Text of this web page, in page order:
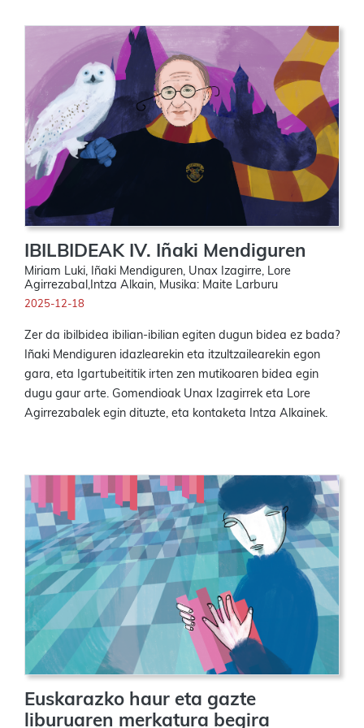
IBILBIDEAK IV. Iñaki Mendiguren
Miriam Luki, Iñaki Mendiguren, Unax Izagirre, Lore
Agirrezabal,Intza Alkain, Musika: Maite Larburu
2025-12-18
Zer da ibilbidea ibilian-ibilian egiten dugun bidea ez bada?
Iñaki Mendiguren idazlearekin eta itzultzailearekin egon
gara, eta Igartubeititik irten zen mutikoaren bidea egin
dugu gaur arte. Gomendioak Unax Izagirrek eta Lore
Agirrezabalek egin dituzte, eta kontaketa Intza Alkainek.
Euskarazko haur eta gazte
liburuaren merkatura begira